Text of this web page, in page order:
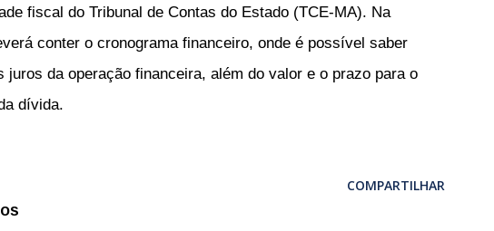
fiscal do Tribunal de Contas do Estado (TCE-MA). Na
conter o cronograma financeiro, onde é possível saber
juros da operação financeira, além do valor e o prazo para o
dívida.
COMPARTILHAR